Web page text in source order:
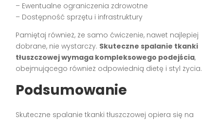
– Ewentualne ograniczenia zdrowotne
– Dostępność sprzętu i infrastruktury
Pamiętaj również, że samo ćwiczenie, nawet najlepiej
dobrane, nie wystarczy. Skuteczne spalanie tkanki
tłuszczowej wymaga kompleksowego podejścia,
obejmującego również odpowiednią dietę i styl życia.
Podsumowanie
Skuteczne spalanie tkanki tłuszczowej opiera się na